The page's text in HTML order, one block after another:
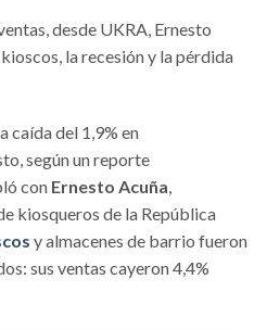
desde UKRA, Ernesto
la recesión y la pérdida
caída del 1,9% en
según un reporte
con Ernesto Acuña,
kiosqueros de la República
y almacenes de barrio fueron
sus ventas cayeron 4,4%